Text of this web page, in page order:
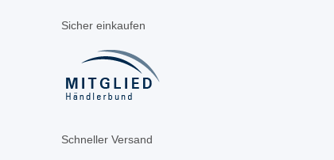
Sicher einkaufen
Schneller Versand